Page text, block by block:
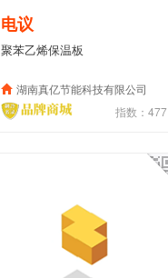
电议
聚苯乙烯保温板
湖南真亿节能科技有限公司
指数：477